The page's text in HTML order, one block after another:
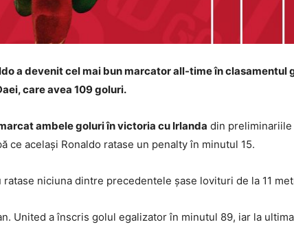
a devenit cel mai bun marcator all-time în
care avea 109 goluri.
ambele goluri în victoria cu Irlanda din preliminariile
ce același Ronaldo ratase un penalty în minutul 15.
niciuna dintre precedentele șase lovituri de la 11
United a înscris golul egalizator în minutul 89, iar la